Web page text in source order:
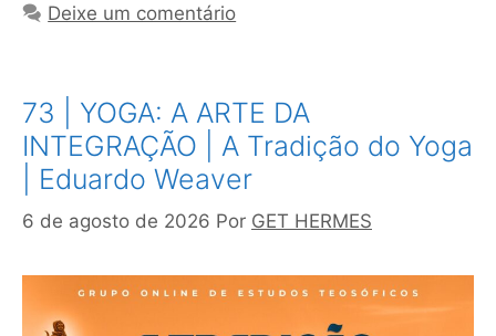
Deixe um comentário
73 | YOGA: A ARTE DA
INTEGRAÇÃO | A Tradição do Yoga
| Eduardo Weaver
6 de agosto de 2026 Por GET HERMES